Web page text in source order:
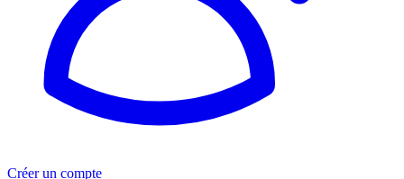
Créer un compte